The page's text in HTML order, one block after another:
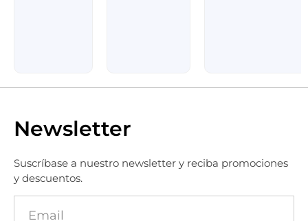
Newsletter
Suscríbase a nuestro newsletter y reciba promociones
y descuentos.